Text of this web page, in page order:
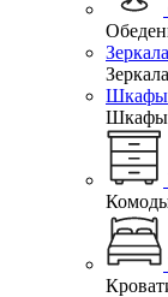
Зеркала
Зеркала
Шкафы
Шкафы